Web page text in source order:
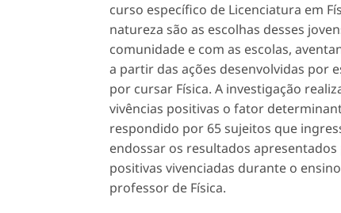
curso específico de Licenciatura em
natureza são as escolhas desses
comunidade e com as escolas,
a partir das ações desenvolvidas por
por cursar Física. A investigação
vivências positivas o fator
respondido por 65 sujeitos que
endossar os resultados
positivas vivenciadas durante o
professor de Física.